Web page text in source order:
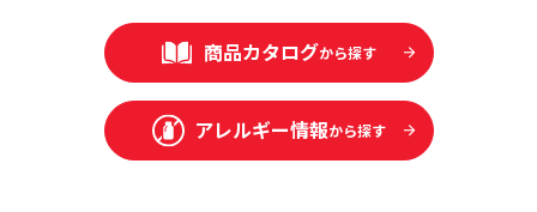
商品カタログから探す
アレルギー情報から探す